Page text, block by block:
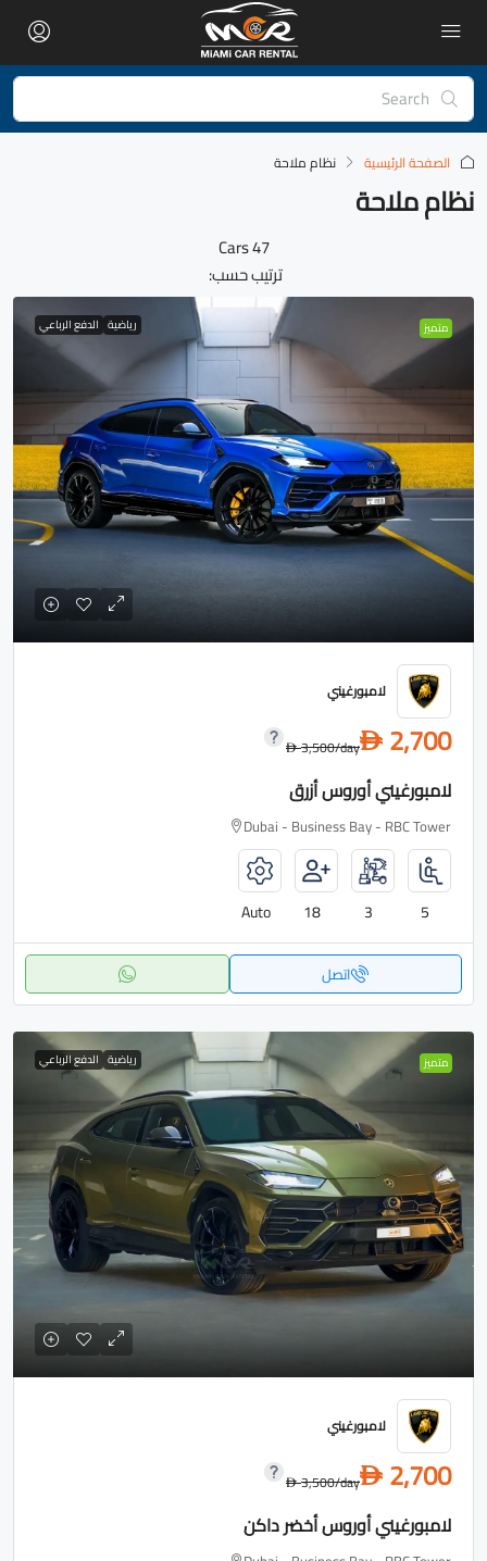
الصفحة الرئيسية نظام ملاحة
نظام ملاحة
47 Cars
ترتيب حسب:
متميز رياضية الدفع الرباعي
لامبورغيني
D 2,700
D3,500/day
لامبورغيني أوروس أزرق
Dubai - Business Bay - RBC Tower
5
3
18
Auto
اتصل
متميز رياضية الدفع الرباعي
لامبورغيني
D 2,700
D3,500/day
لامبورغيني أوروس أخضر داكن